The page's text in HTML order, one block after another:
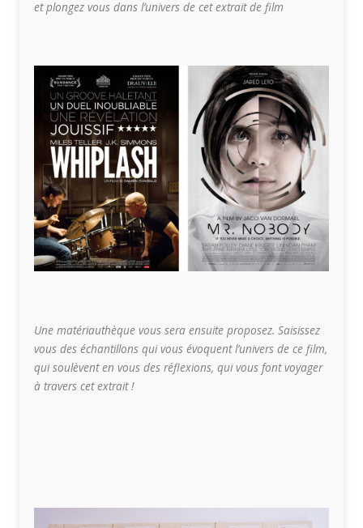
etplongez vous dans l’univers de cet extrait de film
Une matériauthèque vous sera ensuite proposez. Saisissez
vous des échantillons qui vous évoquent l’univers de ce film,
qui soulèvent en vous des réflexions, qui vous font voyager
à travers cet extrait !